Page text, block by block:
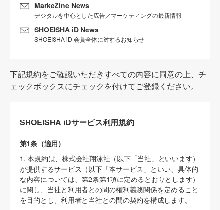
MarkeZine News
デジタルを中心とした広告／マーケティングの最新情報
SHOEISHA iD News
SHOEISHA iD 会員全体に対するお知らせ
下記規約をご確認いただきすべての内容に同意の上、チ
ェックボックスにチェックを付けてご登録ください。
SHOEISHA iDサービス利用規約
第1条（適用）
1. 本規約は、株式会社翔泳社（以下「当社」といいます）
が提供するサービス（以下「本サービス」といい、具体的
な内容については、第2条第1項に定めるとおりとします）
に関し、当社と利用者との間の権利義務関係を定めること
を目的とし、利用者と当社との間の契約を構成します。